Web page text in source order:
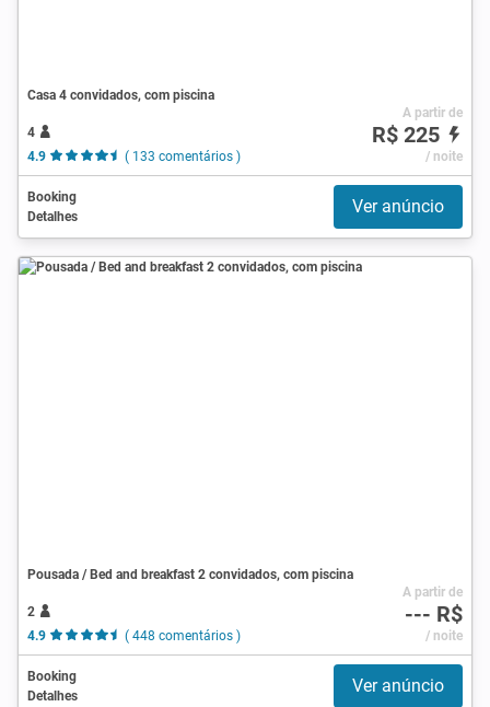
Casa 4 convidados, com piscina
4
4.9
( 133 comentários )
A partir de
R$ 225
/ noite
Booking
Detalhes
Ver anúncio
Pousada / Bed and breakfast 2 convidados, com piscina
2
4.9
( 448 comentários )
A partir de
--- R$
/ noite
Booking
Detalhes
Ver anúncio